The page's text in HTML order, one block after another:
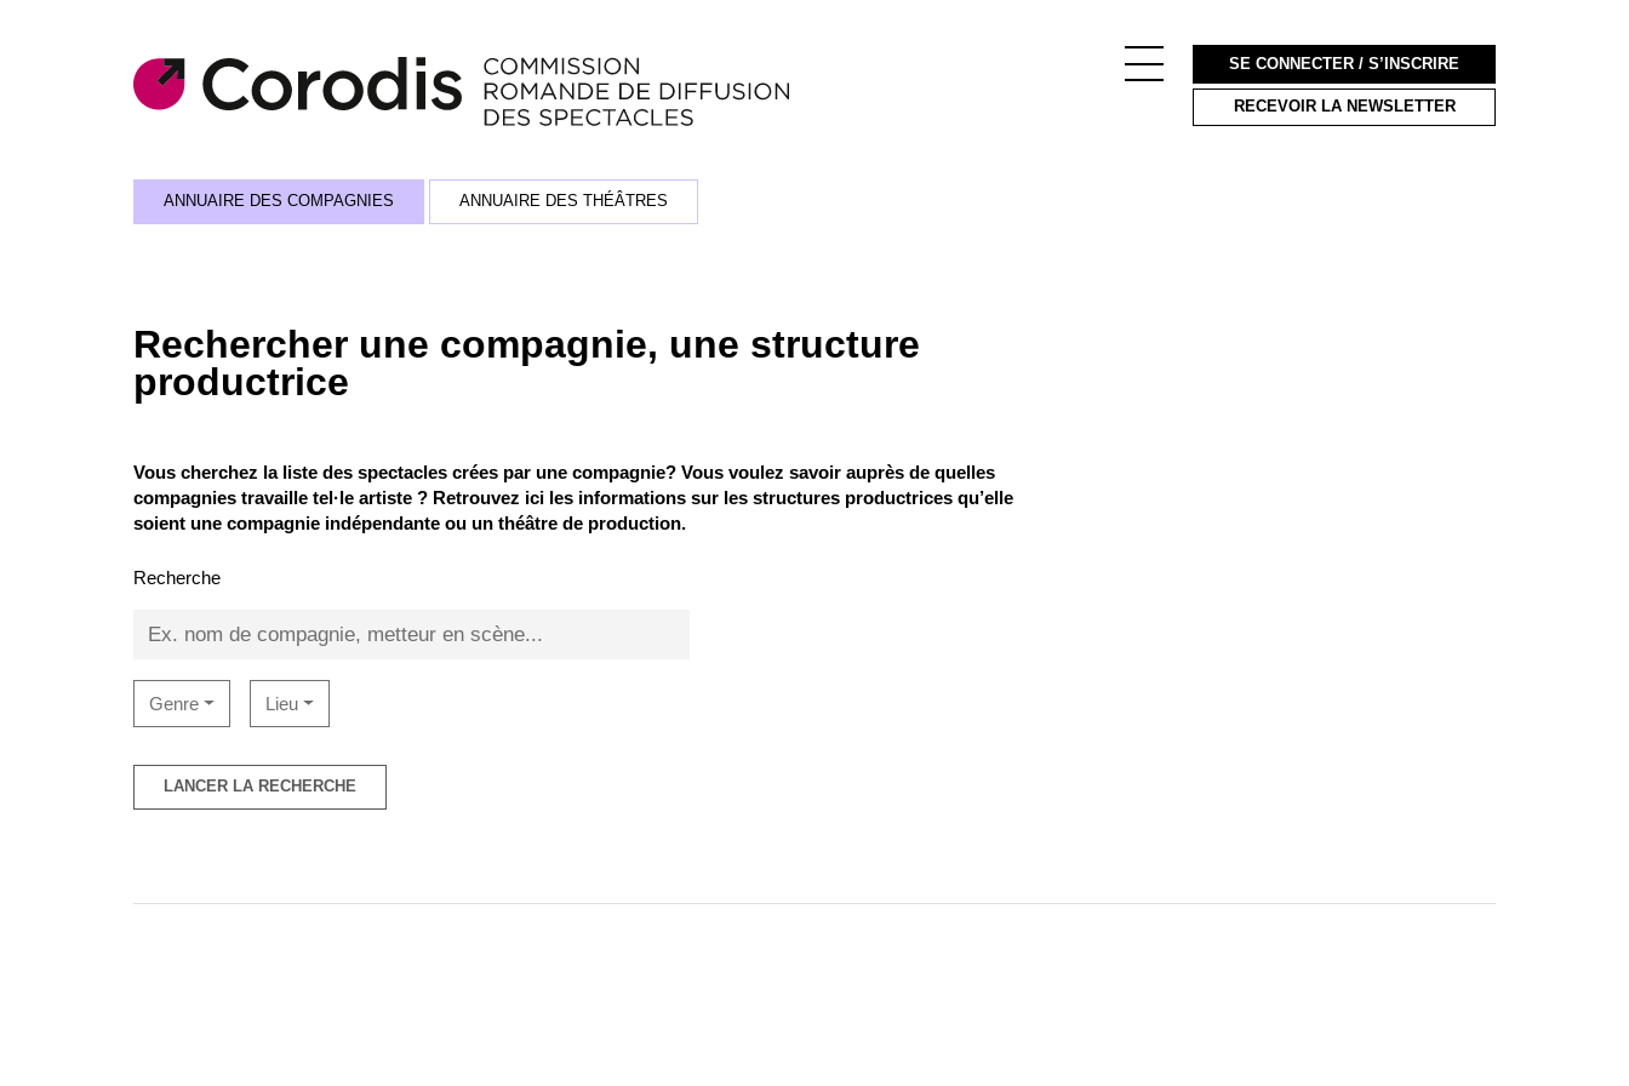
SE CONNECTER / S’INSCRIRE
RECEVOIR LA NEWSLETTER
ANNUAIRE DES COMPAGNIES ANNUAIRE DES THÉÂTRES
Rechercher une compagnie, une structure
productrice
Vous cherchez la liste des spectacles crées par une compagnie? Vous voulez savoir auprès de quelles
compagnies travaille tel·le artiste ? Retrouvez ici les informations sur les structures productrices qu’elle
soient une compagnie indépendante ou un théâtre de production.
Recherche
Genre Lieu